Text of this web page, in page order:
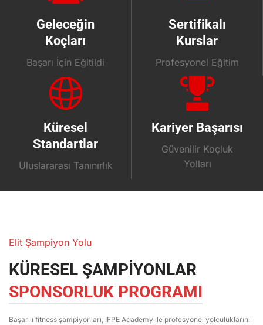
Geleceğin
Koçları
Başarı İçin Eğitildi
Sertifikalı
Kurslar
Profesyonel Eğitim
Küresel
Standartlar
Uluslararası Tanınırlık
Kariyer Başarısı
Güvenilir Koçluk
Yolları
Elit Şampiyon Yolu
KÜRESEL ŞAMPİYONLAR
SPONSORLUK PROGRAMI
Başarılı fitness şampiyonları, IFPE Academy ile profesyonel yolculuklarını